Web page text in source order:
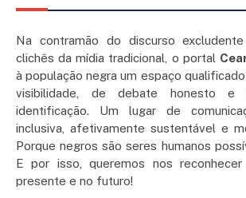
Na contramão do discurso
clichês da mídia tradicional, o portal
à população negra um espaço
visibilidade, de debate honesto
identificação. Um lugar de
inclusiva, afetivamente sustentável e
Porque negros são seres humanos
E por isso, queremos nos
presente e no futuro!